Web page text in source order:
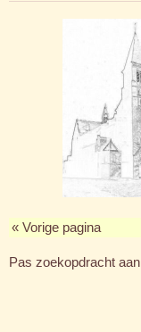
« Vorige pagina
Pas zoekopdracht aan